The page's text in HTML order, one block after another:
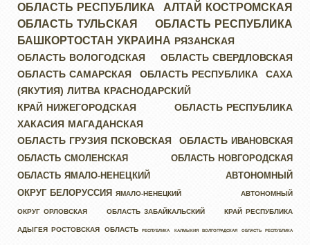
ОБЛАСТЬ РЕСПУБЛИКА АЛТАЙ
КОСТРОМСКАЯ
ОБЛАСТЬ ТУЛЬСКАЯ ОБЛАСТЬ РЕСПУБЛИКА
БАШКОРТОСТАН УКРАИНА РЯЗАНСКАЯ
ОБЛАСТЬ ВОЛОГОДСКАЯ ОБЛАСТЬ СВЕРДЛОВСКАЯ
ОБЛАСТЬ САМАРСКАЯ ОБЛАСТЬ РЕСПУБЛИКА САХА
(ЯКУТИЯ) ЛИТВА КРАСНОДАРСКИЙ
КРАЙ НИЖЕГОРОДСКАЯ ОБЛАСТЬ РЕСПУБЛИКА
ХАКАСИЯ МАГАДАНСКАЯ
ОБЛАСТЬ ГРУЗИЯ ПСКОВСКАЯ ОБЛАСТЬ ИВАНОВСКАЯ
ОБЛАСТЬ СМОЛЕНСКАЯ ОБЛАСТЬ НОВГОРОДСКАЯ
ОБЛАСТЬ ЯМАЛО-НЕНЕЦКИЙ АВТОНОМНЫЙ
ОКРУГ БЕЛОРУССИЯ ЯМАЛО-НЕНЕЦКИЙ АВТОНОМНЫЙ
ОКРУГ ОРЛОВСКАЯ ОБЛАСТЬ ЗАБАЙКАЛЬСКИЙ КРАЙ РЕСПУБЛИКА
АДЫГЕЯ РОСТОВСКАЯ ОБЛАСТЬ РЕСПУБЛИКА КАЛМЫКИЯ ВОЛГОГРАДСКАЯ ОБЛАСТЬ РЕСПУБЛИКА